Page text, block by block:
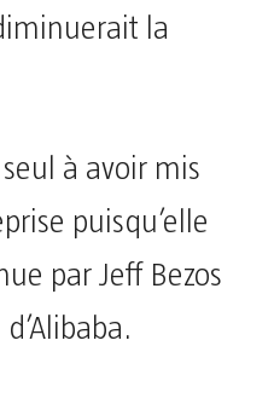
la
seul à avoir mis
puisqu’elle
par Jeff Bezos